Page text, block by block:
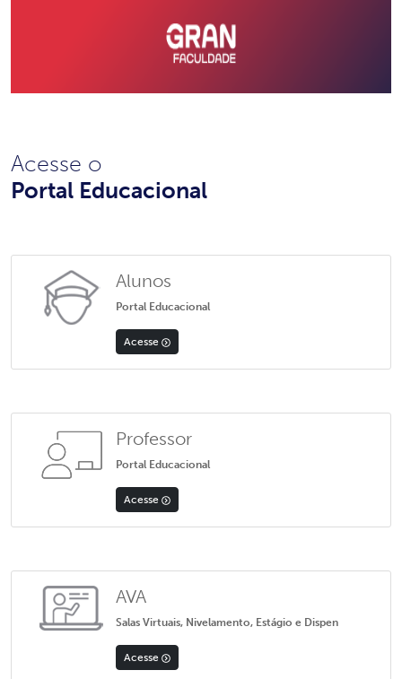
Acesse o
Portal Educacional
Alunos
Portal Educacional
Acesse
Professor
Portal Educacional
Acesse
AVA
Salas Virtuais, Nivelamento, Estágio e Dispen
Acesse